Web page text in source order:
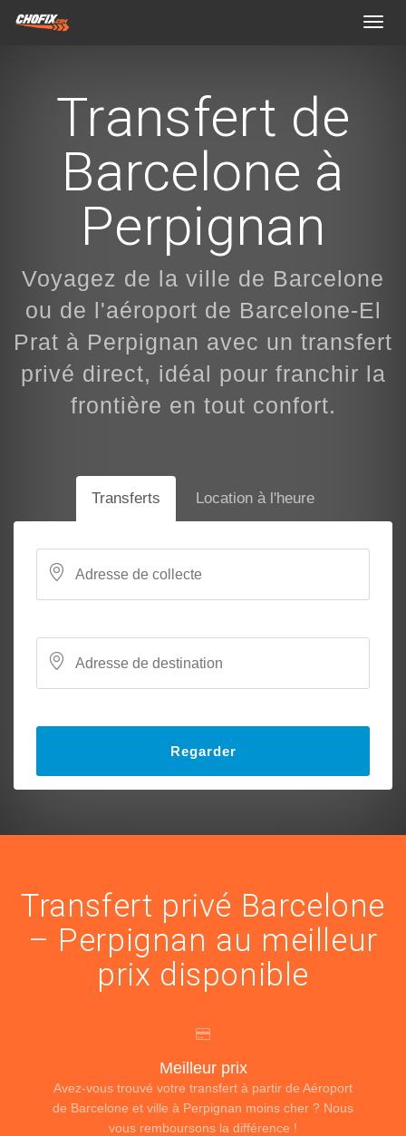
Transfert de
Barcelone à
Perpignan
Voyagez de la ville de Barcelone
ou de l'aéroport de Barcelone-El
Prat à Perpignan avec un transfert
privé direct, idéal pour franchir la
frontière en tout confort.
Transferts Location à l'heure
Regarder
Transfert privé Barcelone
– Perpignan au meilleur
prix disponible
Meilleur prix
Avez-vous trouvé votre transfert à partir de Aéroport
de Barcelone et ville à Perpignan moins cher ? Nous
vous remboursons la différence !